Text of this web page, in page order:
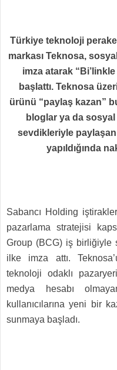
Türkiye teknoloji
markası Teknosa,
imza atarak
başlattı. Teknosa
ürünü “paylaş kazan”
bloglar ya da
sevdikleriyle paylaşan
yapıldığında
Sabancı Holding
pazarlama stratejisi
Group (BCG) iş birliğiyle
ilke imza attı.
teknoloji odaklı
medya hesabı
kullanıcılarına yeni bir
sunmaya başladı.